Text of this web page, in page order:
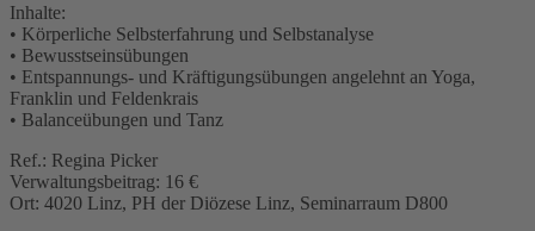
Inhalte:
• Körperliche Selbsterfahrung und Selbstanalyse
• Bewusstseinsübungen
• Entspannungs- und Kräftigungsübungen angelehnt an Yoga,
Franklin und Feldenkrais
• Balanceübungen und Tanz
Ref.: Regina Picker
Verwaltungsbeitrag: 16 €
Ort: 4020 Linz, PH der Diözese Linz, Seminarraum D800